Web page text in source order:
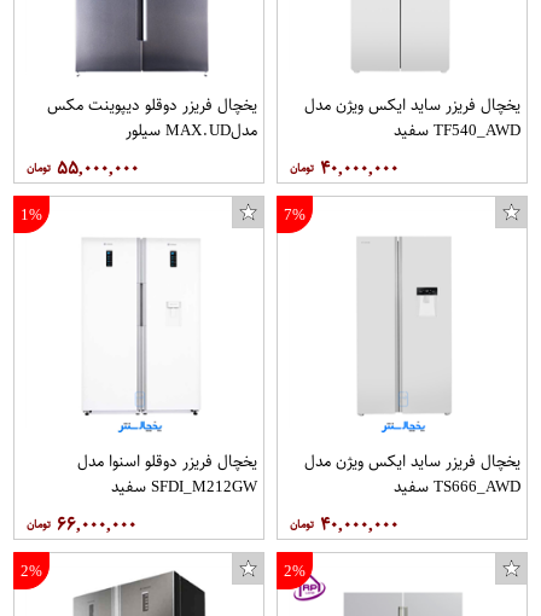
یخچال فریزر ساید ایکس ویژن مدل
TF540_AWD سفید
۴۰,۰۰۰,۰۰۰
یخچال فریزر دوقلو دیپوینت مکس
مدلMAX.UD سیلور
۵۵,۰۰۰,۰۰۰
7%
یخچال فریزر ساید ایکس ویژن مدل
TS666_AWD سفید
۴۰,۰۰۰,۰۰۰
1%
یخچال فریزر دوقلو اسنوا مدل
SFDI_M212GW سفید
۶۶,۰۰۰,۰۰۰
2%
2%